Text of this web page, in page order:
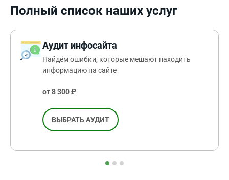
Полный список наших услуг
Аудит инфосайта
Найдём ошибки, которые мешают находить
информацию на сайте
от 8 300 ₽
ВЫБРАТЬ АУДИТ